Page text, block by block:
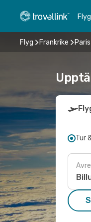
Flyg
Flyg Frankrike Paris
Tur